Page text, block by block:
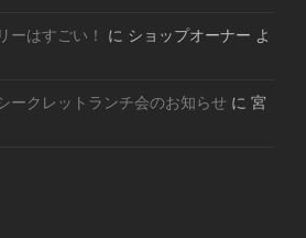
ーはすごい！ に ショップオーナー よ
ークレットランチ会のお知らせ に 宮